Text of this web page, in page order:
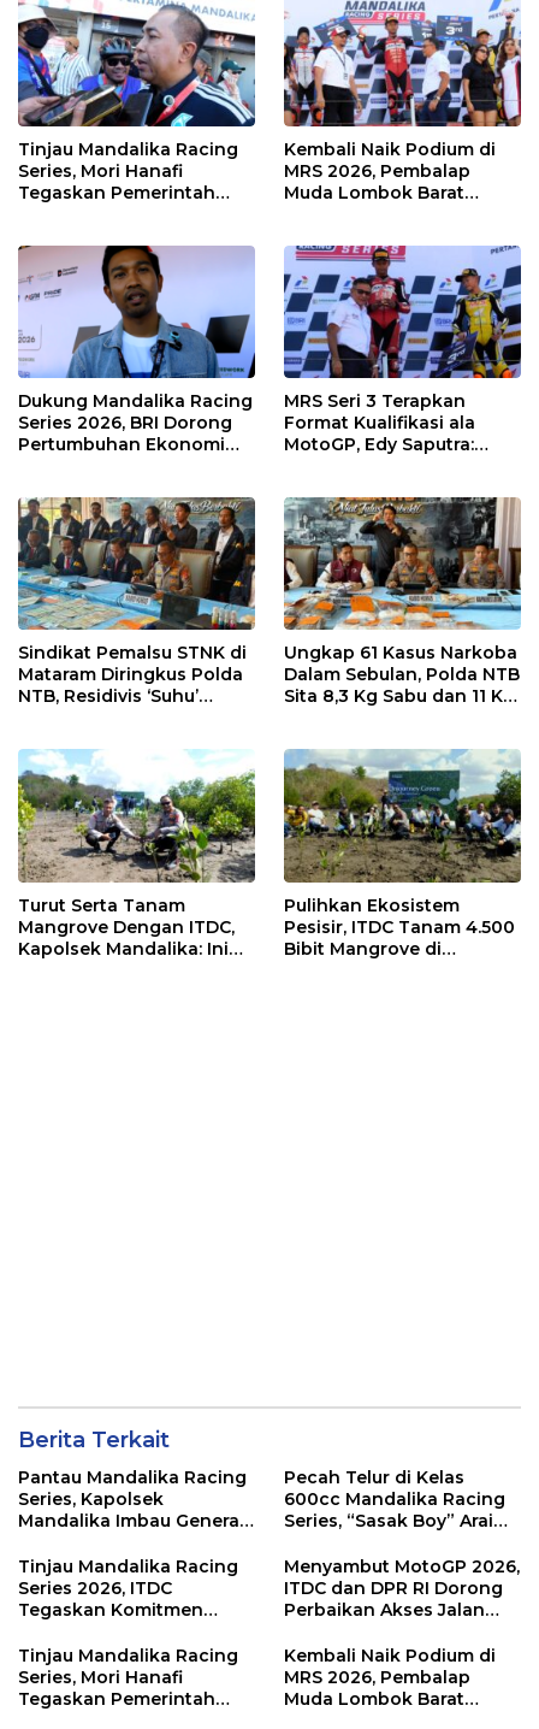
Kawasan
Tinjau Mandalika Racing
Series, Mori Hanafi
Tegaskan Pemerintah
Kembali Naik Podium di
MRS 2026, Pembalap
Muda Lombok Barat
Dukung Mandalika Racing
Series 2026, BRI Dorong
Pertumbuhan Ekonomi
MRS Seri 3 Terapkan
Format Kualifikasi ala
MotoGP, Edy Saputra:
Sindikat Pemalsu STNK di
Mataram Diringkus Polda
NTB, Residivis ‘Suhu’
Ungkap 61 Kasus Narkoba
Dalam Sebulan, Polda NTB
Sita 8,3 Kg Sabu dan 11 Kg
Turut Serta Tanam
Mangrove Dengan ITDC,
Kapolsek Mandalika: Ini
Pulihkan Ekosistem
Pesisir, ITDC Tanam 4.500
Bibit Mangrove di
Berita Terkait
Pantau Mandalika Racing
Series, Kapolsek
Mandalika Imbau Generasi
Sirkuit, Bukan Jalan Raya
Pecah Telur di Kelas
600cc Mandalika Racing
Series, “Sasak Boy” Arai
Kemenangan
Tinjau Mandalika Racing
Series 2026, ITDC
Tegaskan Komitmen
Dampak Ekonomi
Kawasan
Menyambut MotoGP 2026,
ITDC dan DPR RI Dorong
Perbaikan Akses Jalan
di KEK Mandalika
Tinjau Mandalika Racing
Series, Mori Hanafi
Tegaskan Pemerintah
Kembali Naik Podium di
MRS 2026, Pembalap
Muda Lombok Barat